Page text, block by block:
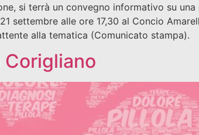
si terrà un convegno informativo su
settembre alle ore 17,30 al Concio
alla tematica (Comunicato stampa).